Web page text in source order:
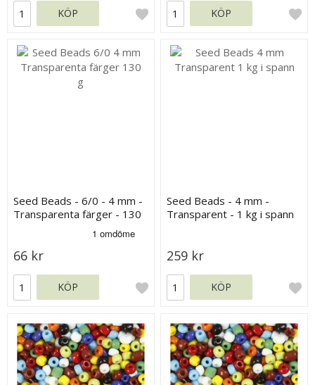
KÖP KÖP
Seed Beads - 6/0 - 4 mm -
Transparenta färger - 130
66 kr
KÖP
Seed Beads - 4 mm -
Transparent - 1 kg i spann
259 kr
KÖP